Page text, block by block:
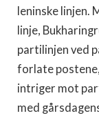
leninske linjen.
linje,
partilinjen ved
forlate
intriger mot
med